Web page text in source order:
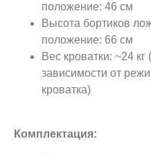
положение: 46 см
Высота бортиков
положение: 66 см
Вес кроватки: ~24
зависимости от
кроватка)
Комплектация: